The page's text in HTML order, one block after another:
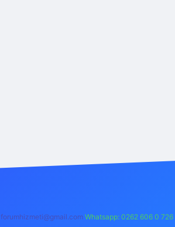
forumhizmeti@gmail.com Whatsapp: 0262 606 0 726